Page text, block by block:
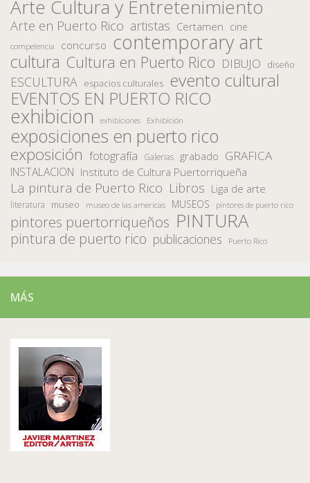
Arte Cultura y Entretenimiento
Arte en Puerto Rico artistas Certamen cine
competencia concurso contemporary art
cultura Cultura en Puerto Rico DIBUJO diseño
ESCULTURA espacios culturales evento cultural
EVENTOS EN PUERTO RICO
exhibicion exhibiciones Exhibición
exposiciones en puerto rico
exposición fotografía Galerias grabado GRAFICA
INSTALACION Instituto de Cultura Puertorriqueña
La pintura de Puerto Rico Libros Liga de arte
literatura museo museo de las americas MUSEOS pintores de puerto rico
pintores puertorriqueños PINTURA
pintura de puerto rico publicaciones Puerto Rico
MÁS